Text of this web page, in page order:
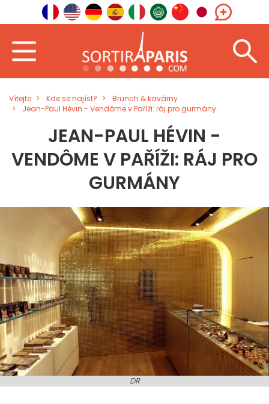
Vítejte Kde se najíst?
Brunch & kavárny
Jean-Paul Hévin - Vendôme v Paříži: ráj pro gurmány
JEAN-PAUL HÉVIN -
VENDÔME V PAŘÍŽI: RÁJ PRO
GURMÁNY
DR